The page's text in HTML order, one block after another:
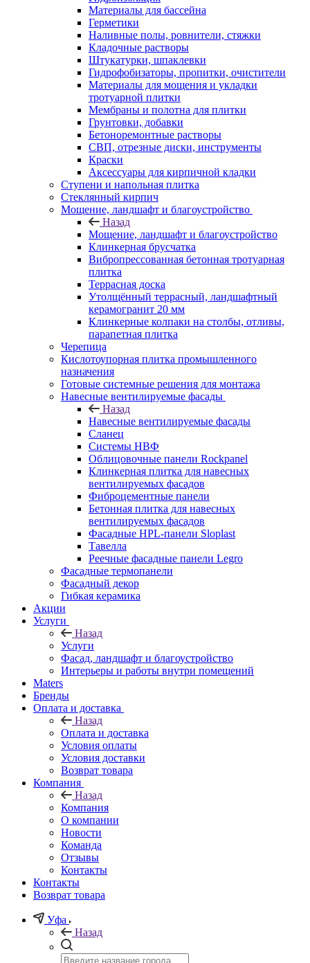
Материалы для бассейна
Герметики
Наливные полы, ровнители, стяжки
Кладочные растворы
Штукатурки, шпаклевки
Гидрофобизаторы, пропитки, очистители
Материалы для мощения и укладки
тротуарной плитки
Мембраны и полотна для плитки
Грунтовки, добавки
Бетоноремонтные растворы
СВП, отрезные диски, инструменты
Краски
Аксессуары для кирпичной кладки
Ступени и напольная плитка
Cтеклянный кирпич
Мощение, ландшафт и благоустройство
Назад
Мощение, ландшафт и благоустройство
Клинкерная брусчатка
Вибропрессованная бетонная тротуарная
плитка
Террасная доска
Утолщённый террасный, ландшафтный
керамогранит 20 мм
Клинкерные колпаки на столбы, отливы,
парапетная плитка
Черепица
Кислотоупорная плитка промышленного
назначения
Готовые системные решения для монтажа
Навесные вентилируемые фасады
Назад
Навесные вентилируемые фасады
Сланец
Системы НВФ
Облицовочные панели Rockpanel
Клинкерная плитка для навесных
вентилируемых фасадов
Фиброцементные панели
Бетонная плитка для навесных
вентилируемых фасадов
Фасадные HPL-панели Sloplast
Тавелла
Реечные фасадные панели Legro
Фасадные термопанели
Фасадный декор
Гибкая керамика
Акции
Услуги
Назад
Услуги
Фасад, ландшафт и благоустройство
Интерьеры и работы внутри помещений
Maters
Бренды
Оплата и доставка
Назад
Оплата и доставка
Условия оплаты
Условия доставки
Возврат товара
Компания
Назад
Компания
О компании
Новости
Команда
Отзывы
Контакты
Контакты
Возврат товара
Уфа
Назад